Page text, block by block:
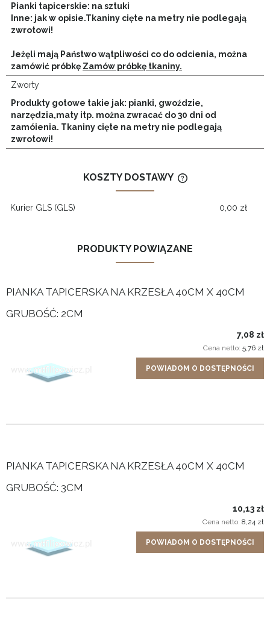
Pianki tapicerskie: na sztuki
Inne: jak w opisie.Tkaniny cięte na metry nie podlegają
zwrotowi!
Jeżęli mają Państwo wątpliwości co do odcienia, można
zamówić próbkę Zamów próbkę tkaniny.
Zworty
Produkty gotowe takie jak: pianki, gwoździe,
narzędzia,maty itp. można zwracać do 30 dni od
zamóienia. Tkaniny cięte na metry nie podlegają
zwrotowi!
KOSZTY DOSTAWY
Kurier GLS (GLS) 0,00 zł
PRODUKTY POWIĄZANE
PIANKA TAPICERSKA NA KRZESŁA 40CM X 40CM
GRUBOŚĆ: 2CM
7,08 zł
Cena netto: 5,76 zł
POWIADOM O DOSTĘPNOŚCI
PIANKA TAPICERSKA NA KRZESŁA 40CM X 40CM
GRUBOŚĆ: 3CM
10,13 zł
Cena netto: 8,24 zł
POWIADOM O DOSTĘPNOŚCI